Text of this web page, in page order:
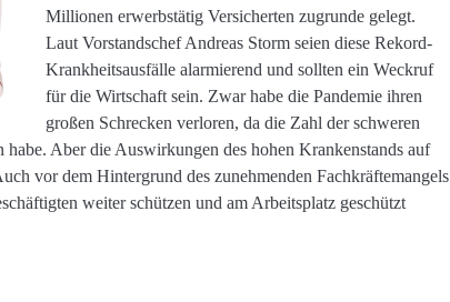
Millionen erwerbstätig Versicherten zugrunde gelegt.
Laut Vorstandschef Andreas Storm seien diese Rekord-
Krankheitsausfälle alarmierend und sollten ein Weckruf
für die Wirtschaft sein. Zwar habe die Pandemie ihren
großen Schrecken verloren, da die Zahl der schweren
habe. Aber die Auswirkungen des hohen Krankenstands auf
vor dem Hintergrund des zunehmenden Fachkräftemangels
weiter schützen und am Arbeitsplatz geschützt